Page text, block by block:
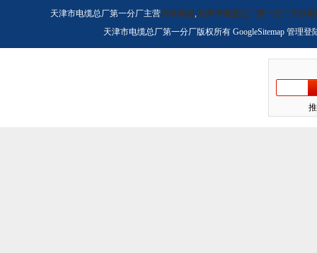
天津市电缆总厂第一分厂主营天联电缆,天津市电缆总厂第一分厂天联电
天津市电缆总厂第一分厂版权所有 GoogleSitemap 管理登